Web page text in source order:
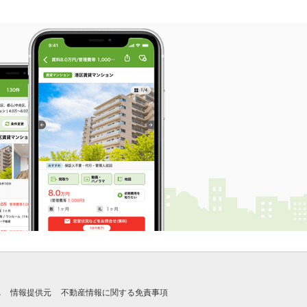
情報提供元 不動産情報に関する免責事項